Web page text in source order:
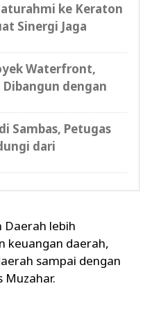
ke Keraton
Sinergi Jaga
Waterfront,
Dibangun dengan
Sambas, Petugas
dari
Daerah lebih
keuangan daerah,
sampai dengan
Muzahar.